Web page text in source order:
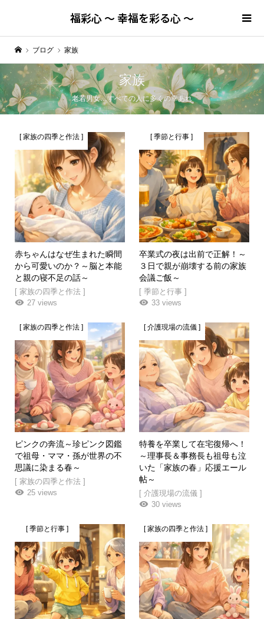
福彩心 ～ 幸福を彩る心 ～
ブログ 家族
家族
老若男女…すべての人に多くの幸あれ
[ 家族の四季と作法 ]
赤ちゃんはなぜ生まれた瞬間
から可愛いのか？～脳と本能
と親の寝不足の話～
[ 家族の四季と作法 ]
27 views
[ 季節と行事 ]
卒業式の夜は出前で正解！～
３日で親が崩壊する前の家族
会議ご飯～
[ 季節と行事 ]
33 views
[ 家族の四季と作法 ]
ピンクの奔流～珍ピンク図鑑
で祖母・ママ・孫が世界の不
思議に染まる春～
[ 家族の四季と作法 ]
25 views
[ 介護現場の流儀 ]
特養を卒業して在宅復帰へ！
～理事長＆事務長も祖母も泣
いた「家族の春」応援エール
帖～
[ 介護現場の流儀 ]
30 views
[ 季節と行事 ] [ 家族の四季と作法 ]